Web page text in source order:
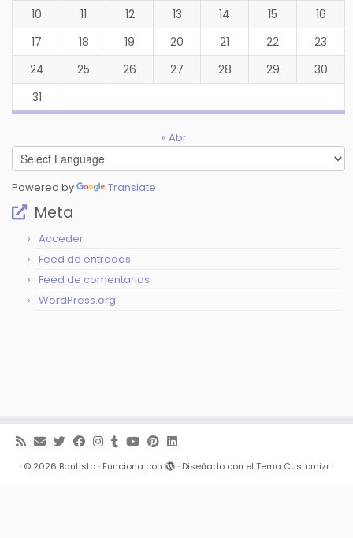
10
11 12 13 14 15
16
17
18 19 20 21 22
23
24
25 26 27 28 29
30
31
« Abr
Powered by Translate
Meta
Acceder
Feed de entradas
Feed de comentarios
WordPress.org
· © 2026 Bautista · Funciona con · Diseñado con el Tema Customizr·